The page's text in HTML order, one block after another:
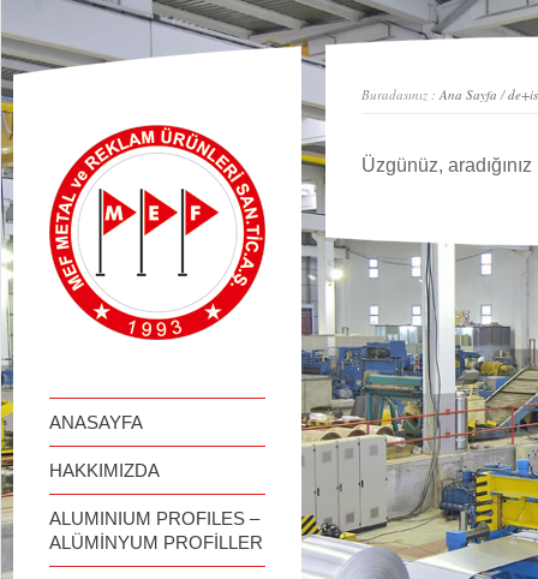
займ онлайн
ANASAYFA
HAKKIMIZDA
ALUMINIUM PROFILES –
ALÜMİNYUM PROFİLLER
Buradasınız :Ana Sayfa /
Üzgünüz,